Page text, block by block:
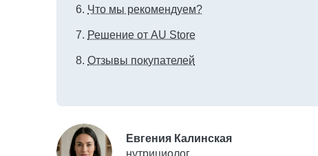
Что мы рекомендуем?
Решение от AU Store
Отзывы покупателей
Евгения Калинская
нутрициолог,